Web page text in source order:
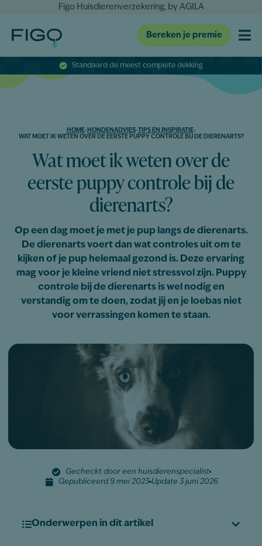
Figo Huisdierenverzekering, by AGILA
Bereken je premie
Standaard de meest complete dekking
HOME- HONDENADVIES-TIPS EN INSPIRATIE-
WAT MOET IK WETEN OVER DE EERSTE PUPPY CONTROLE BIJ DE DIERENARTS?
Wat moet ik weten over de
eerste puppy controle bij de
dierenarts?
Op een dag moet je met je pup langs de dierenarts.
De dierenarts voert dan wat controles uit om te
kijken of je pup helemaal gezond is. Deze ervaring
mag voor je kleine vriend niet stressvol zijn. Puppy
controle bij de dierenarts is wel nodig en
verstandig om te doen, zodat jij en je loebas niet
voor verrassingen komen te staan.
Gecheckt door een huisdierenspecialist
Gepubliceerd 9 mei 2023 Update 3 juni 2026
Onderwerpen in dit artikel